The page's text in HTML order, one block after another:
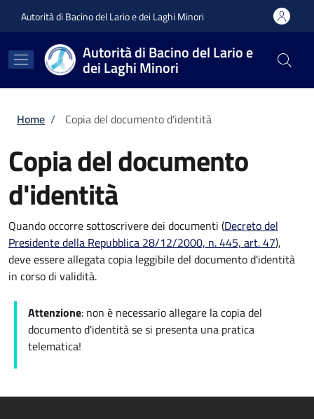
Autorità di Bacino del Lario e dei Laghi Minori
Autorità di Bacino del Lario e
dei Laghi Minori
Briciole di pane
Home / Copia del documento d'identità
Copia del documento
d'identità
Quando occorre sottoscrivere dei documenti (Decreto del
Presidente della Repubblica 28/12/2000, n. 445, art. 47),
deve essere allegata copia leggibile del documento d'identità
in corso di validità.
Attenzione: non è necessario allegare la copia del
documento d'identità se si presenta una pratica
telematica!